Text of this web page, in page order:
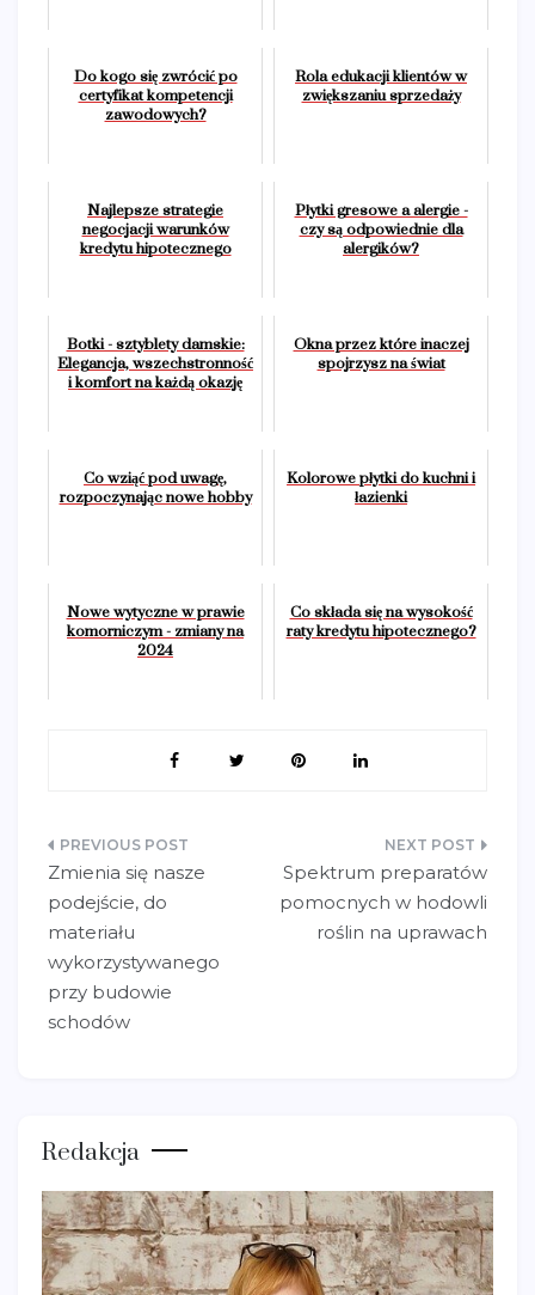
Do kogo się zwrócić po
certyfikat kompetencji
zawodowych?
Rola edukacji klientów w
zwiększaniu sprzedaży
Najlepsze strategie
negocjacji warunków
kredytu hipotecznego
Płytki gresowe a alergie -
czy są odpowiednie dla
alergików?
Botki - sztyblety damskie:
Elegancja, wszechstronność
i komfort na każdą okazję
Okna przez które inaczej
spojrzysz na świat
Co wziąć pod uwagę,
rozpoczynając nowe hobby
Kolorowe płytki do kuchni i
łazienki
Nowe wytyczne w prawie
komorniczym - zmiany na
2024
Co składa się na wysokość
raty kredytu hipotecznego?
Nawigacja
wpisu
Zmienia się nasze
podejście, do
materiału
wykorzystywanego
przy budowie
schodów
Spektrum preparatów
pomocnych w hodowli
roślin na uprawach
Redakcja